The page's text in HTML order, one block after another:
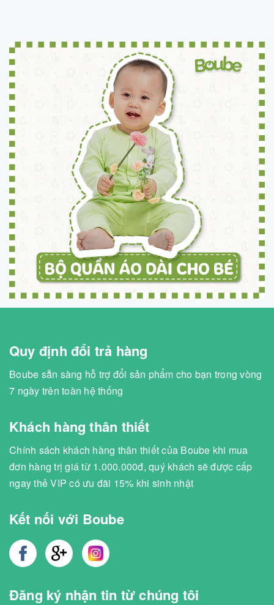
Quy định đổi trả hàng
Boube sẵn sàng hỗ trợ đổi sản phẩm cho bạn trong vòng
7 ngày trên toàn hệ thống
Khách hàng thân thiết
Chính sách khách hàng thân thiết của Boube khi mua
đơn hàng trị giá từ 1.000.000đ, quý khách sẽ được cấp
ngay thẻ VIP có ưu đãi 15% khi sinh nhật
Kết nối với Boube
Đăng ký nhận tin từ chúng tôi